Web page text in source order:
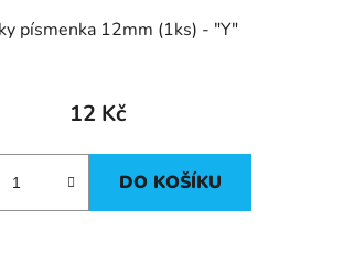
písmenka 12mm (1ks) - "Y"
12 Kč
DO KOŠÍKU